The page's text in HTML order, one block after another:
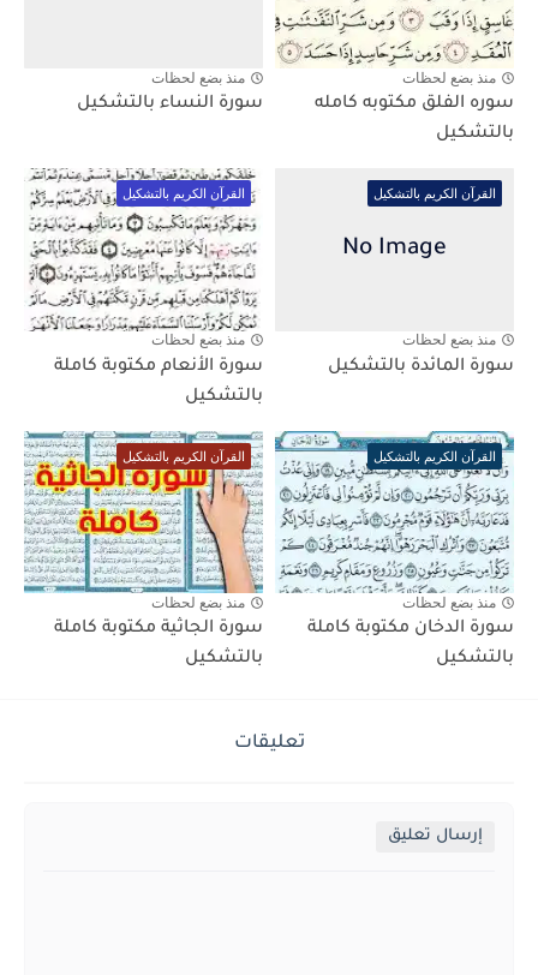
منذ بضع لحظات
سوره الفلق مكتوبه كامله
بالتشكيل
منذ بضع لحظات
سورة النساء بالتشكيل
القرآن الكريم بالتشكيل
منذ بضع لحظات
سورة المائدة بالتشكيل
القرآن الكريم بالتشكيل
منذ بضع لحظات
سورة الأنعام مكتوبة كاملة
بالتشكيل
القرآن الكريم بالتشكيل
منذ بضع لحظات
سورة الدخان مكتوبة كاملة
بالتشكيل
القرآن الكريم بالتشكيل
منذ بضع لحظات
سورة الجاثية مكتوبة كاملة
بالتشكيل
تعليقات
إرسال تعليق